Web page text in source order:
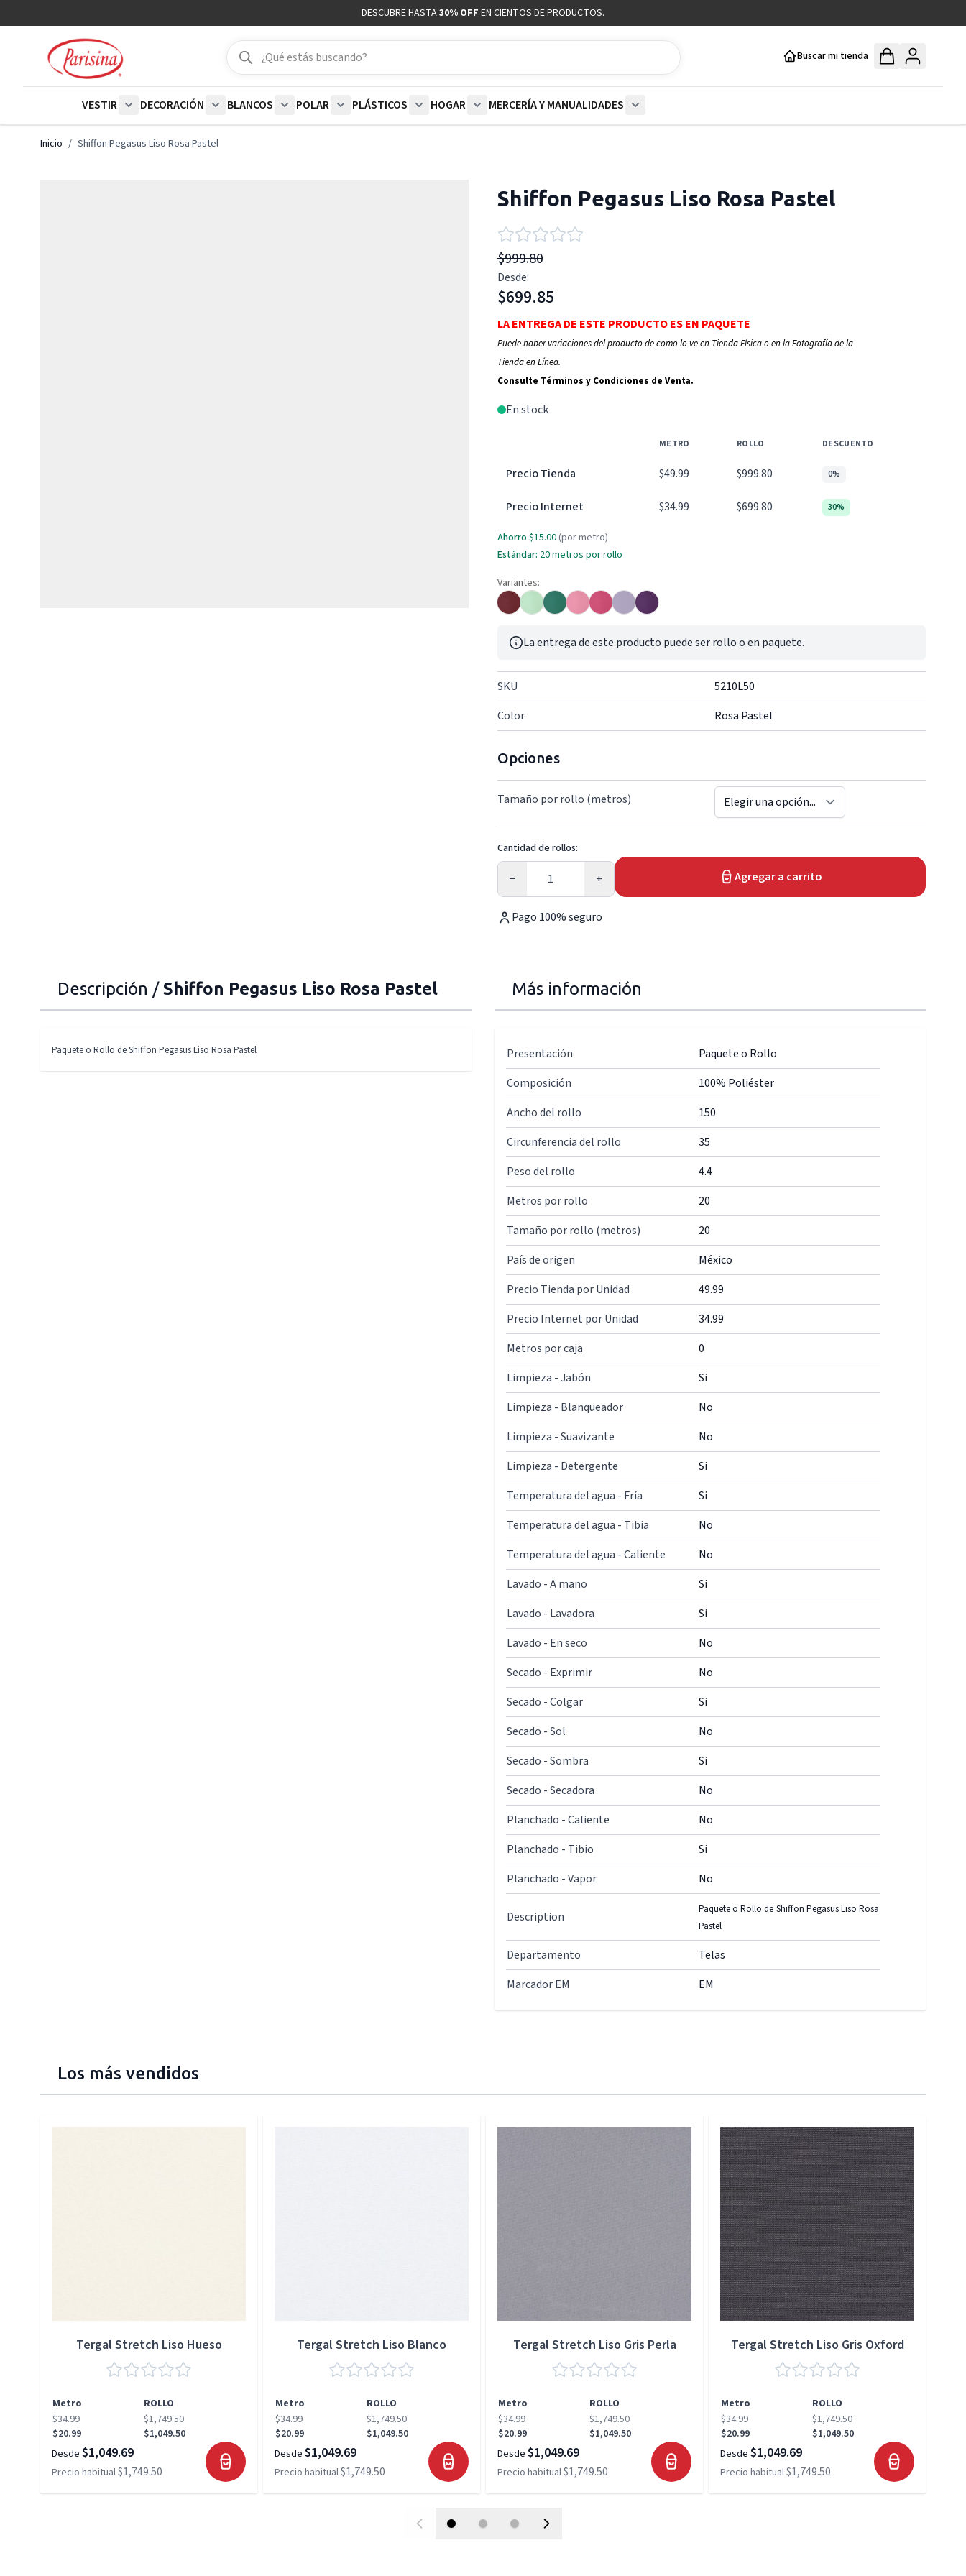
DESCUBRE HASTA30% OFF EN CIENTOS DE PRODUCTOS.
Buscar
Buscar
Buscar mi tienda
VESTIR
DECORACIÓN
BLANCOS
POLAR
PLÁSTICOS
HOGAR
MERCERÍA Y MANUALIDADES
Inicio / Shiffon Pegasus Liso Rosa Pastel
Shiffon Pegasus Liso Rosa Pastel
$999.80
Desde:
$699.85
LA ENTREGA DE ESTE PRODUCTO ES EN PAQUETE
Puede haber variaciones del producto de como lo ve en Tienda Física o en la Fotografía de la
Tienda en Línea.
Consulte Términos y Condiciones de Venta.
En stock
METRO ROLLO DESCUENTO
Precio Tienda $49.99 $999.80 0%
Precio Internet $34.99 $699.80 30%
Ahorro $15.00 (por metro)
Estándar: 20metros por rollo
Variantes:
La entrega de este producto puede ser rollo o en paquete.
SKU
5210L50
Color
Rosa Pastel
Opciones
Tamaño por rollo (metros)
Cantidad de rollos:
−
Cantidad
+ Agregar a carrito
Pago 100% seguro
Descripción /Shiffon Pegasus Liso Rosa Pastel
Paquete o Rollo de Shiffon Pegasus Liso Rosa Pastel
Más información
Presentación
Paquete o Rollo
Composición
100% Poliéster
Ancho del rollo
150
Circunferencia del rollo
35
Peso del rollo
4.4
Metros por rollo
20
Tamaño por rollo (metros)
20
País de origen
México
Precio Tienda por Unidad
49.99
Precio Internet por Unidad
34.99
Metros por caja
0
Limpieza - Jabón
Si
Limpieza - Blanqueador
No
Limpieza - Suavizante
No
Limpieza - Detergente
Si
Temperatura del agua - Fría
Si
Temperatura del agua - Tibia
No
Temperatura del agua - Caliente
No
Lavado - A mano
Si
Lavado - Lavadora
Si
Lavado - En seco
No
Secado - Exprimir
No
Secado - Colgar
Si
Secado - Sol
No
Secado - Sombra
Si
Secado - Secadora
No
Planchado - Caliente
No
Planchado - Tibio
Si
Planchado - Vapor
No
Description
Paquete o Rollo de Shiffon Pegasus Liso Rosa
Pastel
Departamento
Telas
Marcador EM
EM
Los más vendidos
Tergal Stretch Liso Hueso
Metro
ROLLO
$34.99
$20.99
$1,749.50
$1,049.50
Desde $1,049.69
Precio habitual$1,749.50
Tergal Stretch Liso Blanco
Metro
ROLLO
$34.99
$20.99
$1,749.50
$1,049.50
Desde $1,049.69
Precio habitual$1,749.50
Tergal Stretch Liso Gris Perla
Metro
ROLLO
$34.99
$20.99
$1,749.50
$1,049.50
Desde $1,049.69
Precio habitual$1,749.50
Tergal Stretch Liso Gris Oxford
Metro
ROLLO
$34.99
$20.99
$1,749.50
$1,049.50
Desde $1,049.69
Precio habitual$1,749.50